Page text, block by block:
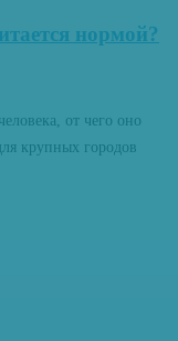
нормой?
от чего оно
крупных городов